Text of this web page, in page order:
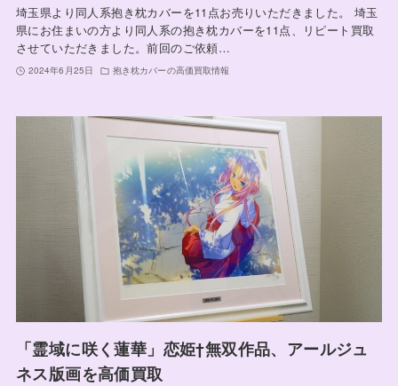
埼玉県より同人系抱き枕カバーを11点お売りいただきました。 埼玉
県にお住まいの方より同人系の抱き枕カバーを11点、リピート買取
させていただきました。前回のご依頼…
2024年6月25日 抱き枕カバーの高価買取情報
「霊域に咲く蓮華」恋姫†無双作品、アールジュ
ネス版画を高価買取